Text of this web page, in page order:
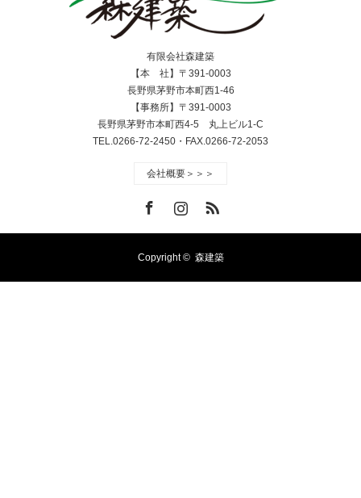
有限会社森建築
【本 社】〒391-0003
長野県茅野市本町西1-46
【事務所】〒391-0003
長野県茅野市本町西4-5 丸上ビル1-C
TEL.0266-72-2450・FAX.0266-72-2053
会社概要＞＞＞
Copyright © 森建築